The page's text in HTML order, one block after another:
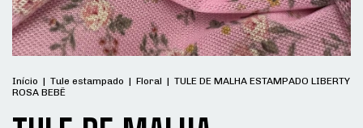
Início | Tule estampado | Floral | TULE DE MALHA ESTAMPADO LIBERTY
ROSA BEBÊ